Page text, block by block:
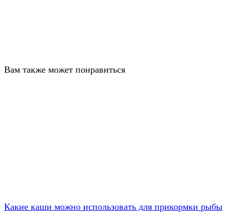
Вам также может понравиться
Какие каши можно использовать для прикормки рыбы